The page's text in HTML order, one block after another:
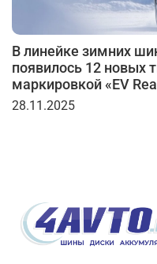
В линейке зимних
появилось 12 новых
маркировкой «EV
28.11.2025